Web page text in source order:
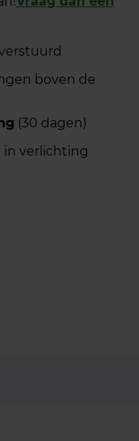
boven de
(30 dagen)
in verlichting